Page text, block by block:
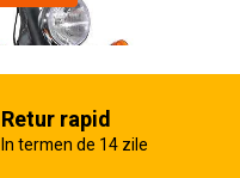
Retur rapid
In termen de 14 zile